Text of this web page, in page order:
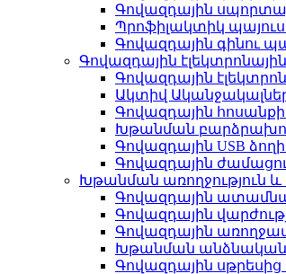
Գովազդային
Պրոֆիլակտիկ
Գովազդային գինու
Գովազդային
Գովազդային
Ակտիվ
Գովազդային
Խթանման
Գովազդային USB
Գովազդային
Խթանման առողջություն
Գովազդային
Գովազդային
Գովազդային
Խթանման
Գովազդային